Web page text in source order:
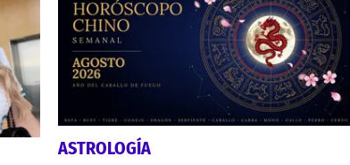
ASTROLOGÍA